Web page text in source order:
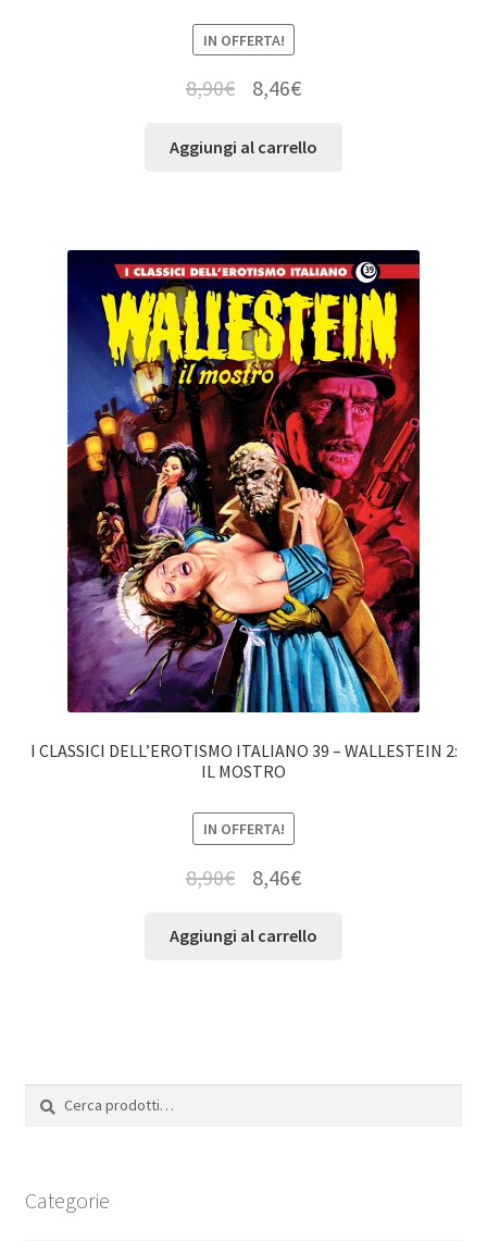
IN OFFERTA!
8,90€ 8,46€
Aggiungi al carrello
I CLASSICI DELL’EROTISMO ITALIANO 39 – WALLESTEIN 2:
IL MOSTRO
IN OFFERTA!
8,90€ 8,46€
Aggiungi al carrello
Cerca:
Cerca
Categorie